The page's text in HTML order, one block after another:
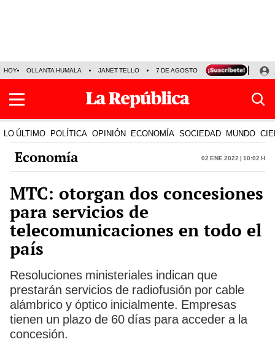
HOY OLLANTA HUMALA JANET TELLO 7 DE AGOSTO TINKA RESULTADOS
LO ÚLTIMO POLÍTICA OPINIÓN ECONOMÍA SOCIEDAD MUNDO
Economía 02 Ene 2022 | 10:02 h
MTC: otorgan dos concesiones
para servicios de
telecomunicaciones en todo el
país
Resoluciones ministeriales indican que
prestarán servicios de radiofusión por cable
alámbrico y óptico inicialmente. Empresas
tienen un plazo de 60 días para acceder a la
concesión.